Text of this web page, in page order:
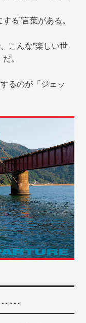
る”言葉がある。
こんな”楽しい世
。
るのが「ジェッ
……